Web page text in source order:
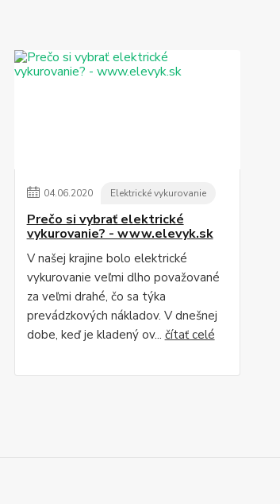
04.06.2020 Elektrické vykurovanie
Prečo si vybrať elektrické
vykurovanie? - www.elevyk.sk
V našej krajine bolo elektrické
vykurovanie veľmi dlho považované
za veľmi drahé, čo sa týka
prevádzkových nákladov. V dnešnej
dobe, keď je kladený ov... čítať celé